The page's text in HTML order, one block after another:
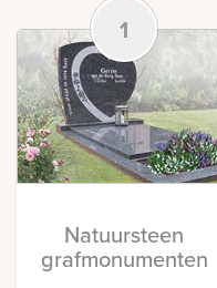
1
Natuursteen
grafmonumenten